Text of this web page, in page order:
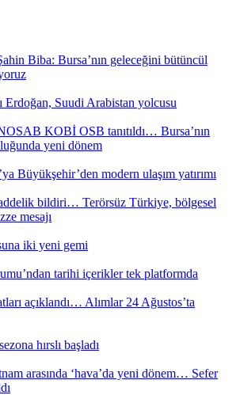
Biba: Bursa’nın geleceğini bütüncül
Erdoğan, Suudi Arabistan yolcusu
KOBİ OSB tanıtıldı… Bursa’nın
yeni dönem
Büyükşehir’den modern ulaşım yatırımı
bildiri… Terörsüz Türkiye, bölgesel
mesajı
iki yeni gemi
tarihi içerikler tek platformda
açıklandı… Alımlar 24 Ağustos’ta
hırslı başladı
arasında ‘hava’da yeni dönem… Sefer